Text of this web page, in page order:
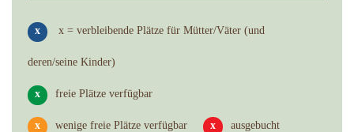
x x = verbleibende Plätze für Mütter/Väter (und
deren/seine Kinder)
x freie Plätze verfügbar
x wenige freie Plätze verfügbar x ausgebucht